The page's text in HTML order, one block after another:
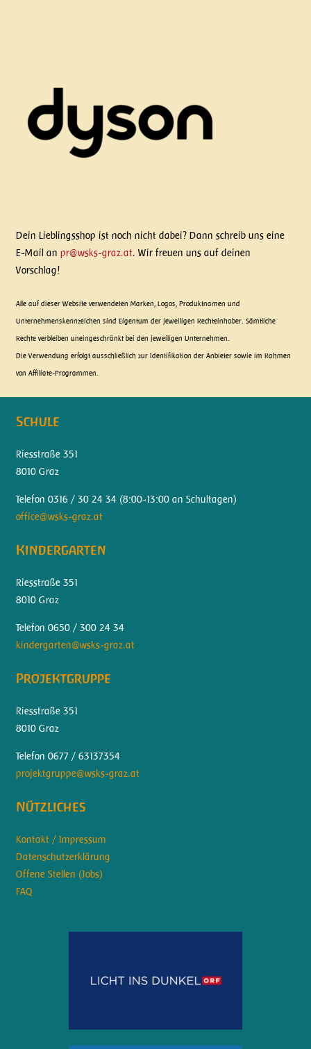
Dein Lieblingsshop ist noch nicht dabei? Dann schreib uns eine
E-Mail an pr@wsks-graz.at. Wir freuen uns auf deinen
Vorschlag!
Alle auf dieser Website verwendeten Marken, Logos, Produktnamen und
Unternehmenskennzeichen sind Eigentum der jeweiligen Rechteinhaber. Sämtliche
Rechte verbleiben uneingeschränkt bei den jeweiligen Unternehmen.
Die Verwendung erfolgt ausschließlich zur Identifikation der Anbieter sowie im Rahmen
von Affiliate-Programmen.
Schule
Riesstraße 351
8010 Graz
Telefon 0316 / 30 24 34 (8:00-13:00 an Schultagen)
office@wsks-graz.at
Kindergarten
Riesstraße 351
8010 Graz
Telefon 0650 / 300 24 34
kindergarten@wsks-graz.at
Projektgruppe
Riesstraße 351
8010 Graz
Telefon 0677 / 63137354
projektgruppe@wsks-graz.at
Nützliches
Kontakt / Impressum
Datenschutzerklärung
Offene Stellen (Jobs)
FAQ